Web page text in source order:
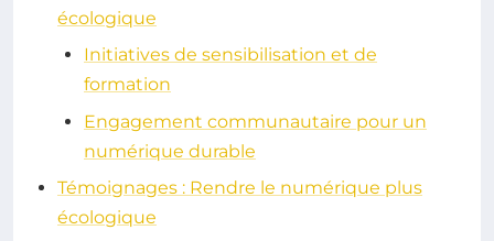
écologique
Initiatives de sensibilisation et de
formation
Engagement communautaire pour un
numérique durable
Témoignages : Rendre le numérique plus
écologique